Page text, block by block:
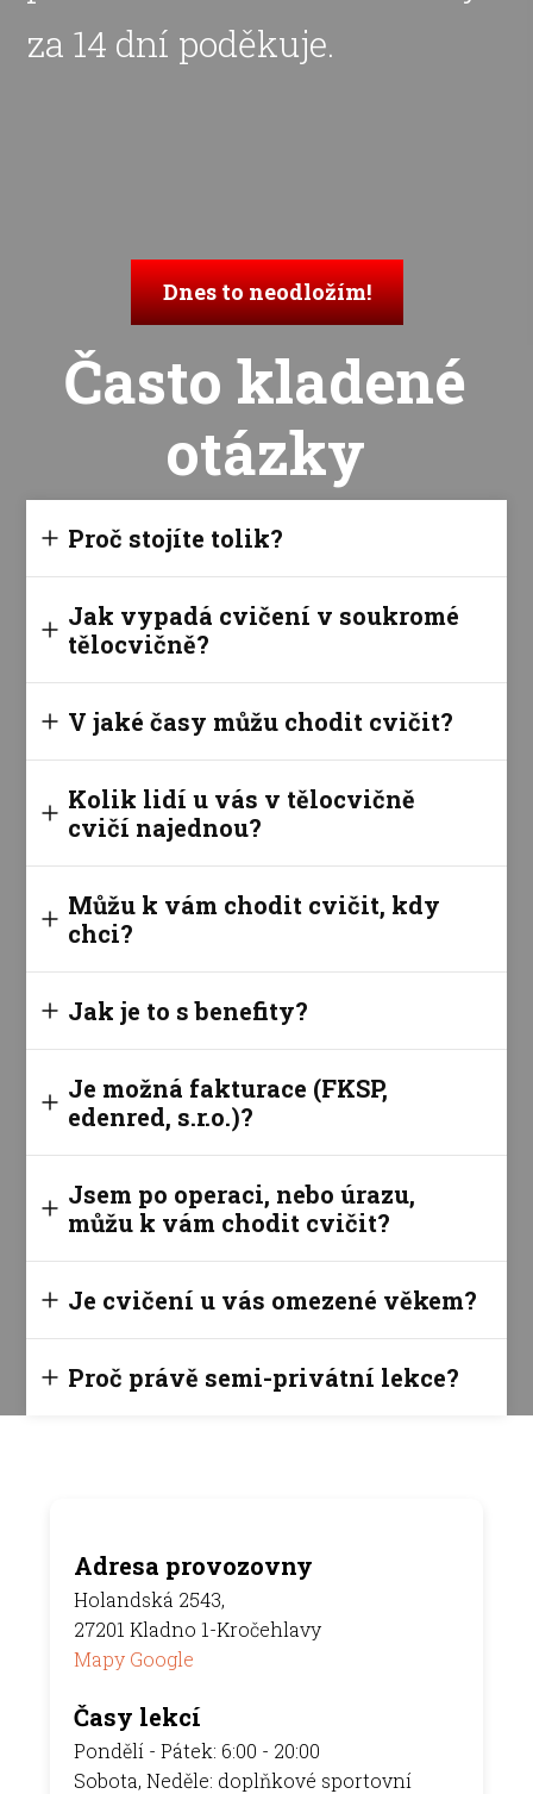
za 14 dní poděkuje.
Dnes to neodložím!
Často kladené
otázky
Proč stojíte tolik?
Jak vypadá cvičení v soukromé
tělocvičně?
V jaké časy můžu chodit cvičit?
Kolik lidí u vás v tělocvičně
cvičí najednou?
Můžu k vám chodit cvičit, kdy
chci?
Jak je to s benefity?
Je možná fakturace (FKSP,
edenred, s.r.o.)?
Jsem po operaci, nebo úrazu,
můžu k vám chodit cvičit?
Je cvičení u vás omezené věkem?
Proč právě semi-privátní lekce?
Adresa provozovny
Holandská 2543,
27201 Kladno 1-Kročehlavy
Mapy Google
Časy lekcí
Pondělí - Pátek: 6:00 - 20:00
Sobota, Neděle: doplňkové sportovní